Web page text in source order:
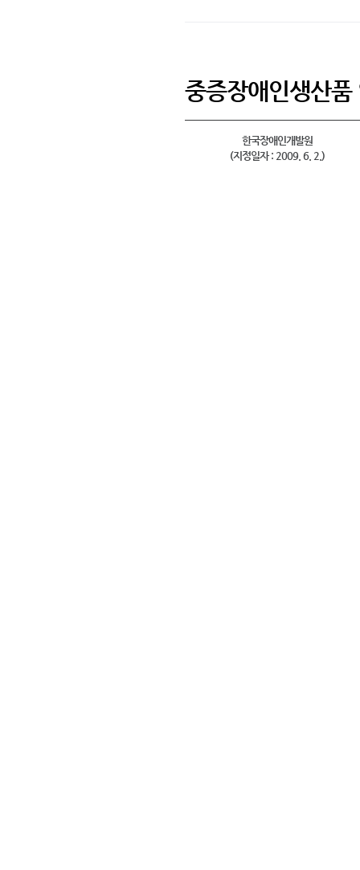
중증장애인생산품
한국장애인개발원
(지정일자 : 2009. 6. 2.)